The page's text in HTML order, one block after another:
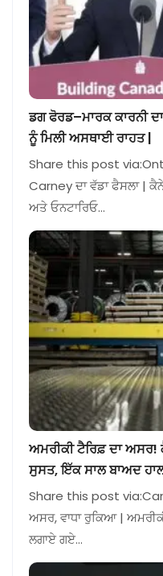
ਡਗ ਫੋਰਡ–ਮਾਰਕ ਕਾਰਨੀ
ਨੂੰ ਮਿਲੀ ਅਸਥਾਈ ਰਾਹਤ |
Share this post
Carney ਦਾ ਵੱਡਾ ਫੈਸਲਾ |
ਅਤੇ ਓਨਟਾਰਿਓ…
ਅਮਰੀਕੀ ਟੈਰਿਫ਼ ਦਾ
ਸੁਸਤ, ਇੱਕ ਸਾਲ ਬਾਅਦ
Share this post
ਅਸਰ, ਵਾਧਾ ਰੁਕਿਆ |
ਲਗਾਏ ਗਏ…